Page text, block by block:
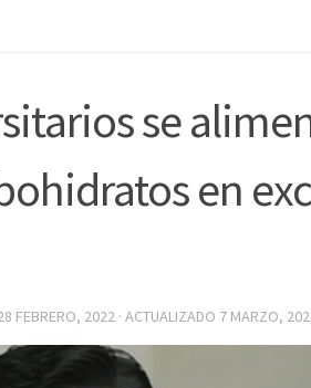
se
en
FEBRERO, 2022 · ACTUALIZADO 7 MARZO,